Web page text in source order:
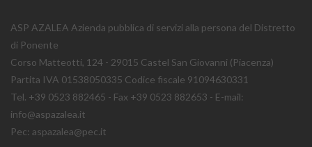
ASP AZALEA Azienda pubblica di servizi alla persona del Distretto
di Ponente
Corso Matteotti, 124 - 29015 Castel San Giovanni (Piacenza)
Partita IVA 01538050335 Codice fiscale 91094630331
Tel. +39 0523 882465 - Fax +39 0523 882653 - E-mail:
info@aspazalea.it
Pec: aspazalea@pec.it